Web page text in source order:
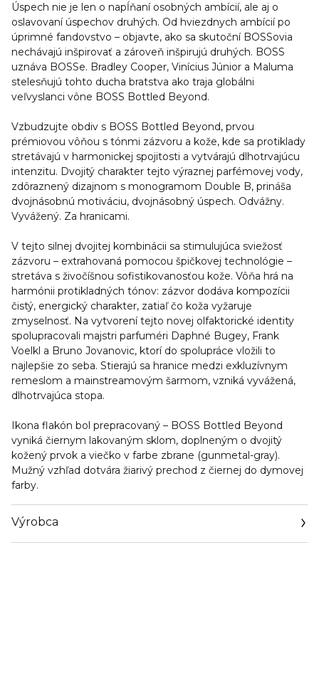
Úspech nie je len o napĺňaní osobných ambícií, ale aj o
oslavovaní úspechov druhých. Od hviezdnych ambícií po
úprimné fandovstvo – objavte, ako sa skutoční BOSSovia
nechávajú inšpirovať a zároveň inšpirujú druhých. BOSS
uznáva BOSSe. Bradley Cooper, Vinícius Júnior a Maluma
stelesňujú tohto ducha bratstva ako traja globálni
veľvyslanci vône BOSS Bottled Beyond.
Vzbudzujte obdiv s BOSS Bottled Beyond, prvou
prémiovou vôňou s tónmi zázvoru a kože, kde sa protiklady
stretávajú v harmonickej spojitosti a vytvárajú dlhotrvajúcu
intenzitu. Dvojitý charakter tejto výraznej parfémovej vody,
zdôraznený dizajnom s monogramom Double B, prináša
dvojnásobnú motiváciu, dvojnásobný úspech. Odvážny.
Vyvážený. Za hranicami.
V tejto silnej dvojitej kombinácii sa stimulujúca sviežosť
zázvoru – extrahovaná pomocou špičkovej technológie –
stretáva s živočíšnou sofistikovanosťou kože. Vôňa hrá na
harmónii protikladných tónov: zázvor dodáva kompozícii
čistý, energický charakter, zatiaľ čo koža vyžaruje
zmyselnosť. Na vytvorení tejto novej olfaktorické identity
spolupracovali majstri parfuméri Daphné Bugey, Frank
Voelkl a Bruno Jovanovic, ktorí do spolupráce vložili to
najlepšie zo seba. Stierajú sa hranice medzi exkluzívnym
remeslom a mainstreamovým šarmom, vzniká vyvážená,
dlhotrvajúca stopa.
Ikona flakón bol prepracovaný – BOSS Bottled Beyond
vyniká čiernym lakovaným sklom, doplneným o dvojitý
kožený prvok a viečko v farbe zbrane (gunmetal-gray).
Mužný vzhľad dotvára žiarivý prechod z čiernej do dymovej
farby.
Výrobca